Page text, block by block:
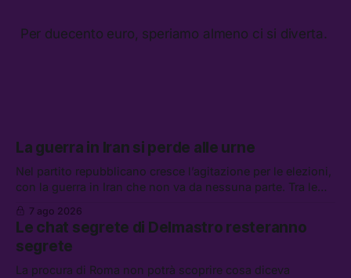
Per duecento euro, speriamo almeno ci si diverta.
La guerra in Iran si perde alle urne
Nel partito repubblicano cresce l’agitazione per le elezioni,
con la guerra in Iran che non va da nessuna parte. Tra le
lavoro, Schlein prova a mettere in sicurezza la coalizione, e
che cos’è lo “Spiralismo,” la religione degli agenti IA
7 ago 2026
Le chat segrete di Delmastro resteranno
segrete
La procura di Roma non potrà scoprire cosa diceva